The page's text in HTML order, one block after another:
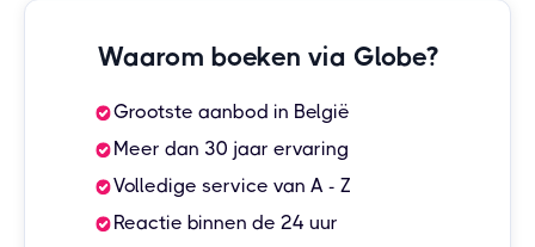
Waarom boeken via Globe?
Grootste aanbod in België
Meer dan 30 jaar ervaring
Volledige service van A - Z
Reactie binnen de 24 uur